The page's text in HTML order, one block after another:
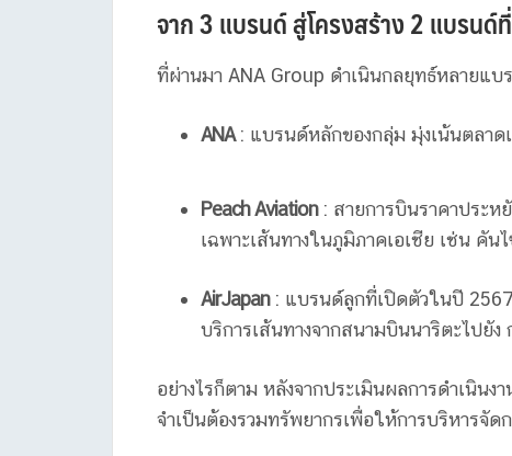
จาก 3 แบรนด์ สู่โครงสร้าง 2 แบรนด์
ที่ผ่านมา ANA Group ดำเนินกลยุทธ์หลายแ
ANA: แบรนด์หลักของกลุ่ม มุ่งเน้นตลาด
Peach Aviation: สายการบินราคาประห
เฉพาะเส้นทางในภูมิภาคเอเชีย เช่น คั
AirJapan: แบรนด์ลูกที่เปิดตัวในปี 2567
บริการเส้นทางจากสนามบินนาริตะไปยัง
อย่างไรก็ตาม หลังจากประเมินผลการดำเนิน
จำเป็นต้องรวมทรัพยากรเพื่อให้การบริหารจั